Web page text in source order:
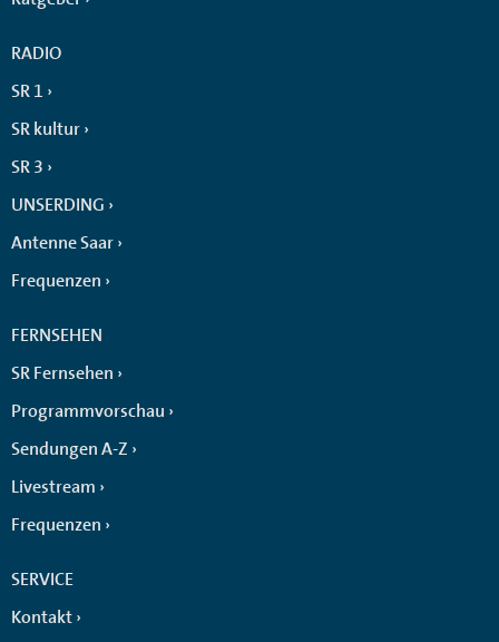
RADIO
SR 1
SR kultur
SR 3
UNSERDING
Antenne Saar
Frequenzen
FERNSEHEN
SR Fernsehen
Programmvorschau
Sendungen A-Z
Livestream
Frequenzen
SERVICE
Kontakt